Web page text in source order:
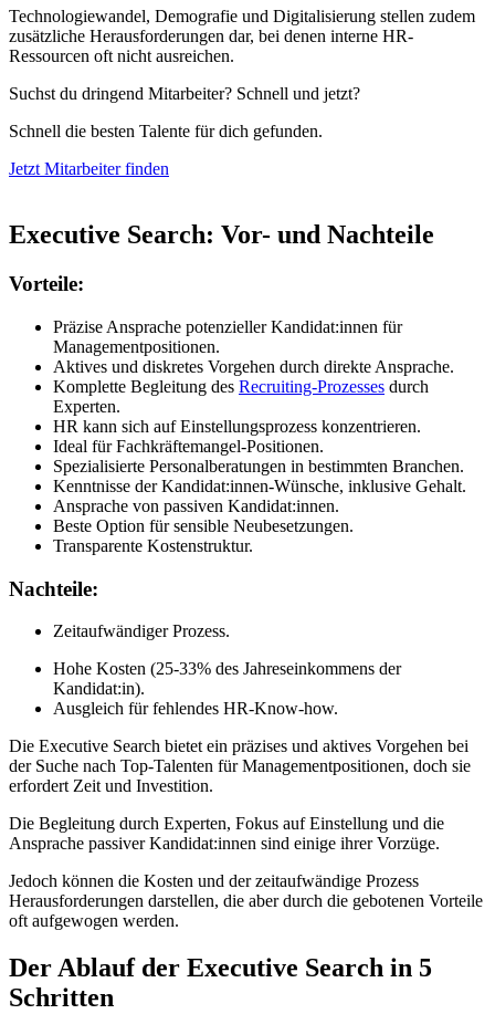
Technologiewandel, Demografie und Digitalisierung stellen zudem
zusätzliche Herausforderungen dar, bei denen interne HR-
Ressourcen oft nicht ausreichen.
Suchst du dringend Mitarbeiter? Schnell und jetzt?
Schnell die besten Talente für dich gefunden.
Jetzt Mitarbeiter finden
Executive Search: Vor- und Nachteile
Vorteile:
Präzise Ansprache potenzieller Kandidat:innen für
Managementpositionen.
Aktives und diskretes Vorgehen durch direkte Ansprache.
Komplette Begleitung des Recruiting-Prozesses durch
Experten.
HR kann sich auf Einstellungsprozess konzentrieren.
Ideal für Fachkräftemangel-Positionen.
Spezialisierte Personalberatungen in bestimmten Branchen.
Kenntnisse der Kandidat:innen-Wünsche, inklusive Gehalt.
Ansprache von passiven Kandidat:innen.
Beste Option für sensible Neubesetzungen.
Transparente Kostenstruktur.
Nachteile:
Zeitaufwändiger Prozess.
Hohe Kosten (25-33% des Jahreseinkommens der
Kandidat:in).
Ausgleich für fehlendes HR-Know-how.
Die Executive Search bietet ein präzises und aktives Vorgehen bei
der Suche nach Top-Talenten für Managementpositionen, doch sie
erfordert Zeit und Investition.
Die Begleitung durch Experten, Fokus auf Einstellung und die
Ansprache passiver Kandidat:innen sind einige ihrer Vorzüge.
Jedoch können die Kosten und der zeitaufwändige Prozess
Herausforderungen darstellen, die aber durch die gebotenen Vorteile
oft aufgewogen werden.
Der Ablauf der Executive Search in 5
Schritten